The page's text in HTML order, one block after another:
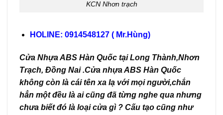
KCN Nhơn trạch
HOLINE: 0914548127 ( Mr.Hùng)
Cửa Nhựa ABS Hàn Quốc tại Long Thành,Nhơn
Trạch, Đồng Nai .Cửa nhựa ABS Hàn Quốc
không còn là cái tên xa lạ với mọi người,chắn
hẳn một đều là ai cũng đã từng nghe qua nhưng
chưa biết đó là loại cửa gì ? Cấu tạo cũng như